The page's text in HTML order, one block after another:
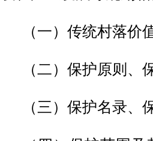
（一）传统村落价
（二）保护原则、
（三）保护名录、